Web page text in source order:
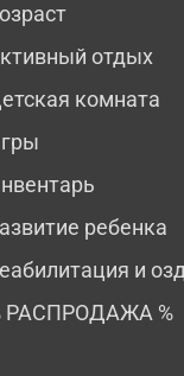
отдых
комната
ребенка
и
РАСПРОДАЖА %